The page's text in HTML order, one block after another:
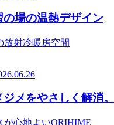
の場の温熱デザイン
放射冷暖房空間
メをやさしく解消。
が心地よいORIHIME